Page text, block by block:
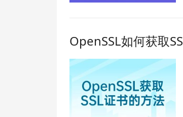
OpenSSL如何获取